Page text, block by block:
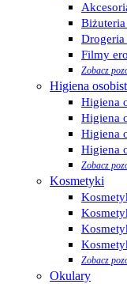
Filmy
Zobacz
Higiena
Higiena
Higiena
Higiena
Higiena
Zobacz
Kosmetyki
Zobacz
Okulary